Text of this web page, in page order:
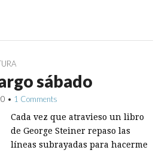
sábado
• 1 Comments
Cada vez que atravieso un libro
de George Steiner repaso las
líneas subrayadas para hacerme